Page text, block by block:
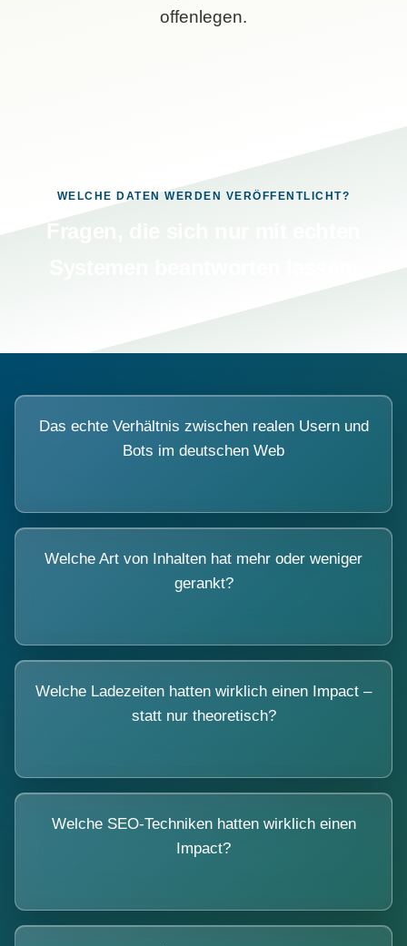
offenlegen.
WELCHE DATEN WERDEN VERÖFFENTLICHT?
Das echte Verhältnis zwischen realen Usern und
Bots im deutschen Web
Welche Art von Inhalten hat mehr oder weniger
gerankt?
Welche Ladezeiten hatten wirklich einen Impact –
statt nur theoretisch?
Welche SEO-Techniken hatten wirklich einen
Impact?